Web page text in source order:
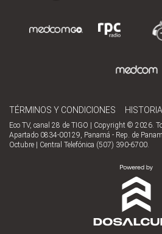
TÉRMINOS Y CONDICIONES
Eco TV, canal 28 de TIGO | Copyright © 2026.
Apartado 0834-00129, Panamá - Rep. de
Octubre | Central Telefónica (507) 390-6700.